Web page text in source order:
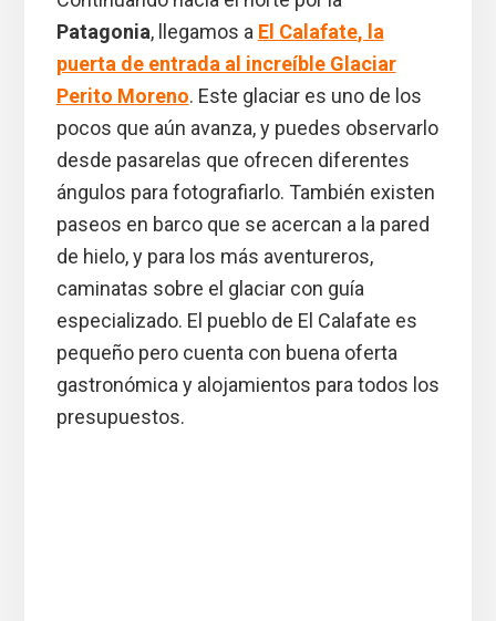
Patagonia, llegamos a El Calafate, la
puerta de entrada al increíble Glaciar
Perito Moreno. Este glaciar es uno de los
pocos que aún avanza, y puedes observarlo
desde pasarelas que ofrecen diferentes
ángulos para fotografiarlo. También existen
paseos en barco que se acercan a la pared
de hielo, y para los más aventureros,
caminatas sobre el glaciar con guía
especializado. El pueblo de El Calafate es
pequeño pero cuenta con buena oferta
gastronómica y alojamientos para todos los
presupuestos.